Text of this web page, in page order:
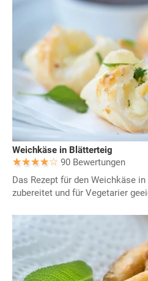
Weichkäse in Blätterteig
90 Bewertungen
Das Rezept für den Weichkäse
zubereitet und für Vegetarier